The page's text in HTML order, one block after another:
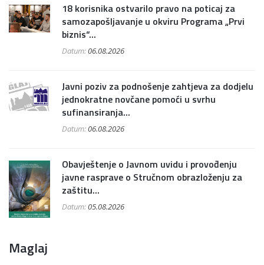
18 korisnika ostvarilo pravo na poticaj za
samozapošljavanje u okviru Programa „Prvi
biznis“...
Datum:06.08.2026
Javni poziv za podnošenje zahtjeva za dodjelu
jednokratne novčane pomoći u svrhu
sufinansiranja...
Datum:06.08.2026
Obavještenje o Javnom uvidu i provođenju
javne rasprave o Stručnom obrazloženju za
zaštitu...
Datum:05.08.2026
Maglaj